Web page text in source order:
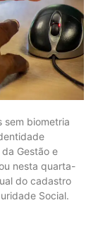
sem biometria
Gestão e
nesta quarta-
do cadastro
Social.